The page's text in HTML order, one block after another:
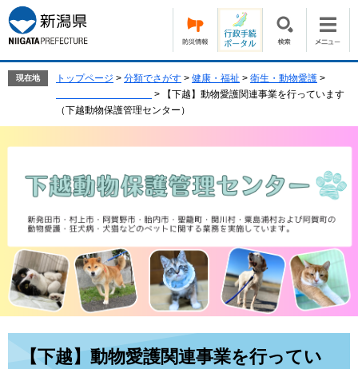
ー
ジ
の
す。
ニ
ュ
ー
し
現在地 トップページ > 分類でさがす > 健康・福祉 > 衛生・動物愛護 >
>
【下越】動物愛護関連事業を行っています
（下越動物保護管理センター）
【下越】動物愛護関連事業を行ってい